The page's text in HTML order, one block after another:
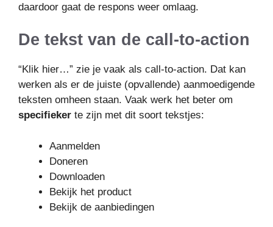
daardoor gaat de respons weer omlaag.
De tekst van de call-to-action
“Klik hier…” zie je vaak als call-to-action. Dat kan
werken als er de juiste (opvallende) aanmoedigende
teksten omheen staan. Vaak werk het beter om
specifieker te zijn met dit soort tekstjes:
Aanmelden
Doneren
Downloaden
Bekijk het product
Bekijk de aanbiedingen